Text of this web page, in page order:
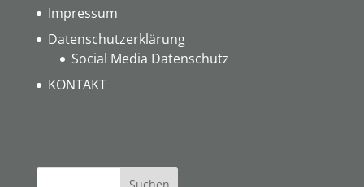
Impressum
Datenschutzerklärung
Social Media Datenschutz
KONTAKT